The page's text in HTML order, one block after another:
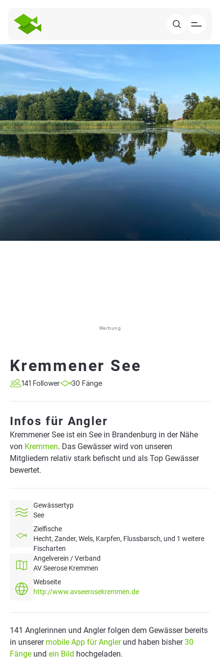
Werbung
Kremmener See
141 Follower 30 Fänge
Infos für Angler
Kremmener See ist ein See in Brandenburg in der Nähe
von Kremmen. Das Gewässer wird von unseren
Mitgliedern relativ stark befischt und als Top Gewässer
bewertet.
Gewässertyp
See
Zielfische
Hecht, Zander, Wels, Karpfen, Flussbarsch, und 1 weitere
Fischarten
Angelverein / Verband
AV Seerose Kremmen
Webseite
http://www.avseerosekremmen.de
141 Anglerinnen und Angler folgen dem Gewässer bereits
in unserer mobile App für Anglerund haben bisher30
Fänge und ein Bild hochgeladen.